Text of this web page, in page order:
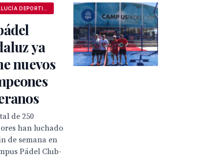
ya
nuevos
de 250
han luchado
de semana en
Pádel Club-